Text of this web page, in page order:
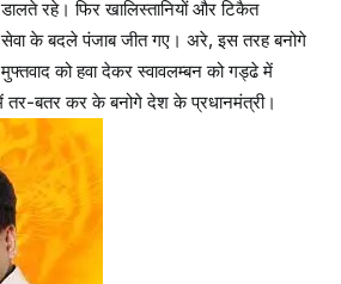
डालते रहे। फिर खालिस्तानियों और टिकैत
सेवा के बदले पंजाब जीत गए। अरे, इस तरह बनोगे
को हवा देकर स्वावलम्बन को गड्ढे में
तर-बतर कर के बनोगे देश के प्रधानमंत्री।